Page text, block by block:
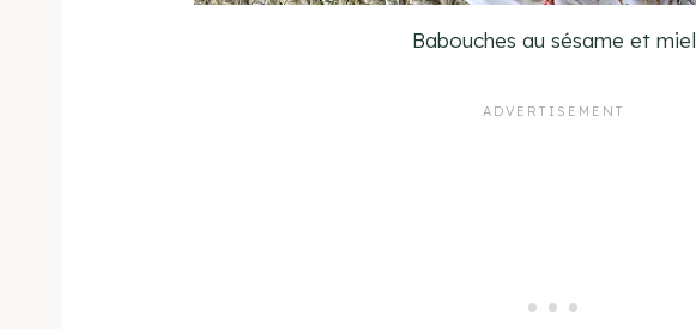
Babouches au sésame et miel